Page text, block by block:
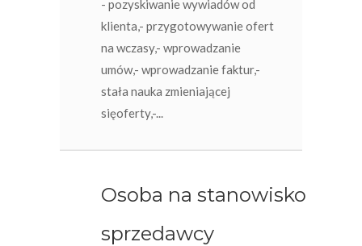
- pozyskiwanie wywiadów od
klienta,- przygotowywanie ofert
na wczasy,- wprowadzanie
umów,- wprowadzanie faktur,-
stała nauka zmieniającej
sięoferty,-...
Osoba na stanowisko
sprzedawcy